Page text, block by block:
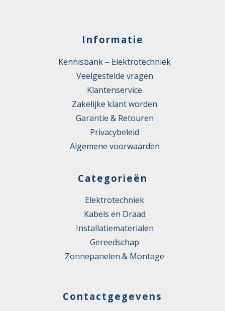
Informatie
Kennisbank – Elektrotechniek
Veelgestelde vragen
Klantenservice
Zakelijke klant worden
Garantie & Retouren
Privacybeleid
Algemene voorwaarden
Categorieën
Elektrotechniek
Kabels en Draad
Installatiematerialen
Gereedschap
Zonnepanelen & Montage
Contactgegevens